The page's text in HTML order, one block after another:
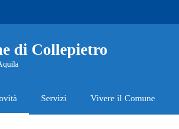
di Collepietro
Servizi Vivere il Comune